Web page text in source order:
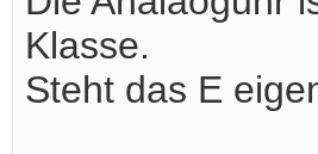
Klasse.
Steht das E